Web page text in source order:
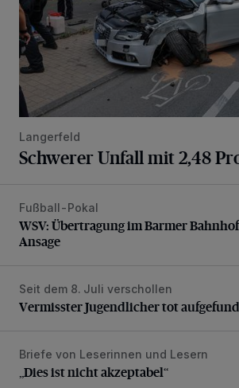
Langerfeld
Schwerer Unfall mit 2,48
WSV: Übertragung im Barmer
Fußball-Pokal
WSV: Übertragung im Barmer
Ansage
Vermisster Jugendlicher tot
Seit dem 8. Juli verschollen
Vermisster Jugendlicher tot
„Dies ist nicht akzeptabel“
Briefe von Leserinnen und Lesern
„Dies ist nicht akzeptabel“